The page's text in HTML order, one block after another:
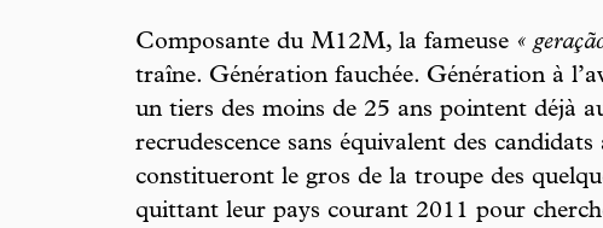
Composante du M12M, la fameuse «
traîne. Génération fauchée. Génération à
un tiers des moins de 25 ans pointent déjà
recrudescence sans équivalent des candidats
constitueront le gros de la troupe des
quittant leur pays courant 2011 pour